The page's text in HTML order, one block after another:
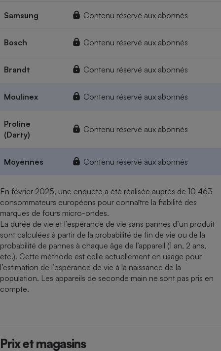
Samsung Contenu réservé aux abonnés
Bosch Contenu réservé aux abonnés
Brandt Contenu réservé aux abonnés
Moulinex Contenu réservé aux abonnés
Proline
(Darty)
Contenu réservé aux abonnés
Moyennes Contenu réservé aux abonnés
En février 2025, une enquête a été réalisée auprès de 10 463
consommateurs européens pour connaître la fiabilité des
marques de fours micro-ondes.
La durée de vie et l’espérance de vie sans pannes d’un produit
sont calculées à partir de la probabilité de fin de vie ou de la
probabilité de pannes à chaque âge de l’appareil (1 an, 2 ans,
etc.). Cette méthode est celle actuellement en usage pour
l’estimation de l’espérance de vie à la naissance de la
population. Les appareils de seconde main ne sont pas pris en
compte.
Prix et magasins